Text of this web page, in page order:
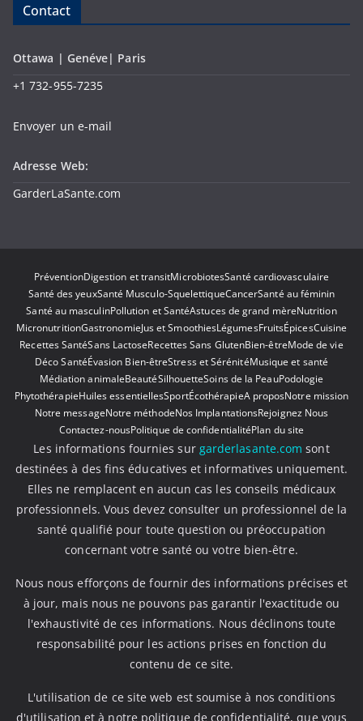
Contact
Ottawa | Genéve| Paris
+1 732-955-7235
Envoyer un e-mail
Adresse Web:
GarderLaSante.com
PréventionDigestion et transitMicrobiotesSanté cardiovasculaire
Santé des yeuxSanté Musculo-SquelettiqueCancerSanté au féminin
Santé au masculinPollution et SantéAstuces de grand mèreNutrition
MicronutritionGastronomieJus et SmoothiesLégumesFruitsÉpicesCuisine
Recettes SantéSans LactoseRecettes Sans GlutenBien-êtreMode de vie
Déco SantéÉvasion Bien-êtreStress et SérénitéMusique et santé
Médiation animaleBeautéSilhouetteSoins de la PeauPodologie
PhytothérapieHuiles essentiellesSportÉcothérapieA proposNotre mission
Notre messageNotre méthodeNos ImplantationsRejoignez Nous
Contactez-nousPolitique de confidentialitéPlan du site
Les informations fournies sur garderlasante.com sont
destinées à des fins éducatives et informatives uniquement.
Elles ne remplacent en aucun cas les conseils médicaux
professionnels. Vous devez consulter un professionnel de la
santé qualifié pour toute question ou préoccupation
concernant votre santé ou votre bien-être.
Nous nous efforçons de fournir des informations précises et
à jour, mais nous ne pouvons pas garantir l'exactitude ou
l'exhaustivité de ces informations. Nous déclinons toute
responsabilité pour les actions prises en fonction du
contenu de ce site.
L'utilisation de ce site web est soumise à nos conditions
d'utilisation et à notre politique de confidentialité, que vous